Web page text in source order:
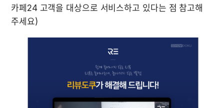
카페24 고객을 대상으로 서비스하고 있다는 점 참고해